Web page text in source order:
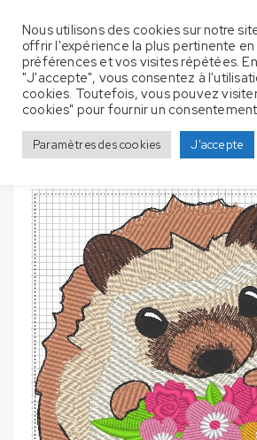
Accueil Couverture bébé
Nous utilisons des cookies sur notre
offrir l'expérience la plus pertinente
préférences et vos visites répétées.
"J'accepte", vous consentez à
cookies. Toutefois, vous pouvez
cookies" pour fournir un
Paramètres des cookies J'accepte